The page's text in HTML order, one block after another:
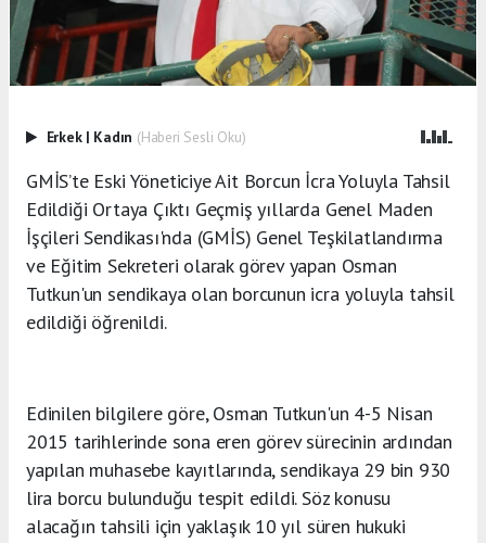
Erkek | Kadın (Haberi Sesli Oku)
GMİS’te Eski Yöneticiye Ait Borcun İcra Yoluyla Tahsil
Edildiği Ortaya Çıktı Geçmiş yıllarda Genel Maden
İşçileri Sendikası'nda (GMİS) Genel Teşkilatlandırma
ve Eğitim Sekreteri olarak görev yapan Osman
Tutkun'un sendikaya olan borcunun icra yoluyla tahsil
edildiği öğrenildi.
Edinilen bilgilere göre, Osman Tutkun'un 4-5 Nisan
2015 tarihlerinde sona eren görev sürecinin ardından
yapılan muhasebe kayıtlarında, sendikaya 29 bin 930
lira borcu bulunduğu tespit edildi. Söz konusu
alacağın tahsili için yaklaşık 10 yıl süren hukuki